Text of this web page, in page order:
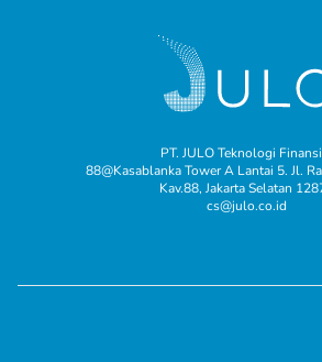
PT. JULO Teknologi
88@Kasablanka Tower A Lantai 5. Jl.
Kav.88, Jakarta Selatan
cs@julo.co.id